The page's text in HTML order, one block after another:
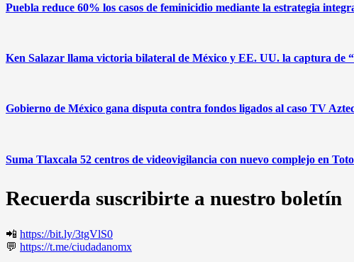
Puebla reduce 60% los casos de feminicidio mediante la estrategia
Ken Salazar llama victoria bilateral de México y EE. UU. la captura de
Gobierno de México gana disputa contra fondos ligados al caso TV
Suma Tlaxcala 52 centros de videovigilancia con nuevo complejo en
Recuerda suscribirte a nuestro boletín
📲 https://bit.ly/3tgVlS0
💬 https://t.me/ciudadanomx